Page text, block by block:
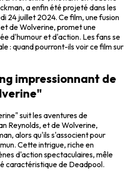
a enfin été projeté dans les
24 juillet 2024. Ce film, une fusion
de Wolverine, promet une
d'humour et d'action. Les fans se
: quand pourront-ils voir ce film sur
impressionnant de
suit les aventures de
Reynolds, et de Wolverine,
alors qu'ils s'associent pour
Cette intrigue, riche en
d'action spectaculaires, mêle
caractéristique de Deadpool.